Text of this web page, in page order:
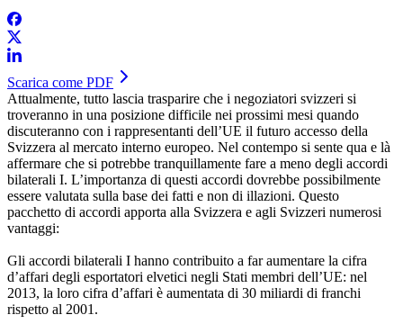
Scarica come PDF
​Attualmente, tutto lascia trasparire che i negoziatori svizzeri si
troveranno in una posizione difficile nei prossimi mesi quando
discuteranno con i rappresentanti dell’UE il futuro accesso della
Svizzera al mercato interno europeo. Nel contempo si sente qua e là
affermare che si potrebbe tranquillamente fare a meno degli accordi
bilaterali I. L’importanza di questi accordi dovrebbe possibilmente
essere valutata sulla base dei fatti e non di illazioni. Questo
pacchetto di accordi apporta alla Svizzera e agli Svizzeri numerosi
vantaggi:
Gli accordi bilaterali I hanno contribuito a far aumentare la cifra
d’affari degli esportatori elvetici negli Stati membri dell’UE: nel
2013, la loro cifra d’affari è aumentata di 30 miliardi di franchi
rispetto al 2001.